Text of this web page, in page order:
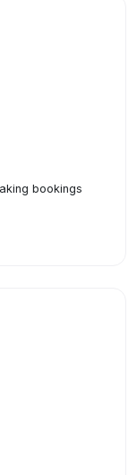
bookings